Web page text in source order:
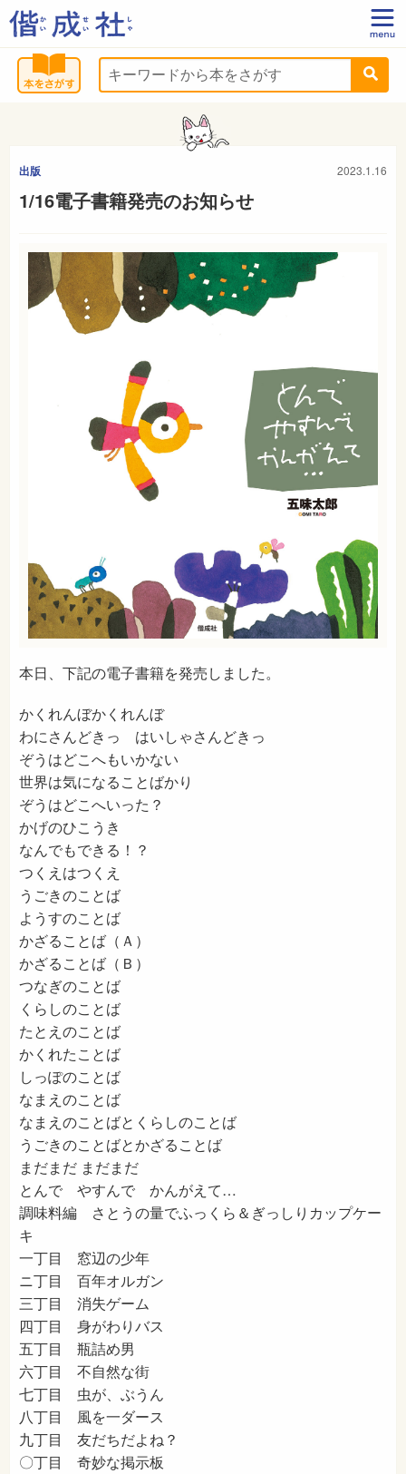
出版 2023.1.16
1/16電子書籍発売のお知らせ
本日、下記の電子書籍を発売しました。
かくれんぼかくれんぼ
わにさんどきっ はいしゃさんどきっ
ぞうはどこへもいかない
世界は気になることばかり
ぞうはどこへいった？
かげのひこうき
なんでもできる！？
つくえはつくえ
うごきのことば
ようすのことば
かざることば（Ａ）
かざることば（Ｂ）
つなぎのことば
くらしのことば
たとえのことば
かくれたことば
しっぽのことば
なまえのことば
なまえのことばとくらしのことば
うごきのことばとかざることば
まだまだ まだまだ
とんで やすんで かんがえて…
調味料編 さとうの量でふっくら＆ぎっしりカップケー
キ
一丁目 窓辺の少年
ニ丁目 百年オルガン
三丁目 消失ゲーム
四丁目 身がわりバス
五丁目 瓶詰め男
六丁目 不自然な街
七丁目 虫が、ぶうん
八丁目 風を一ダース
九丁目 友だちだよね？
〇丁目 奇妙な掲示板